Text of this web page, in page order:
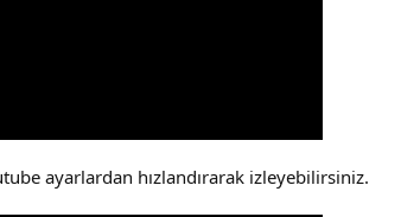
ayarlardan hızlandırarak izleyebilirsiniz.